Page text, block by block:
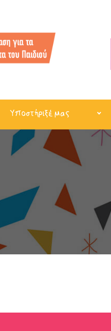
Υποστήριξέ μας